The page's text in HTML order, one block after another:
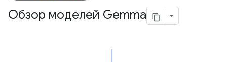
Обзор моделей Gemma